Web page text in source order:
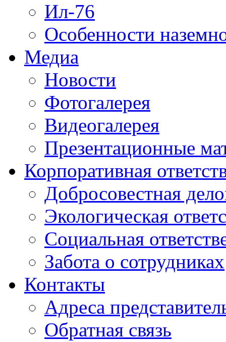
Ил-76
Особенности
Медиа
Новости
Фотогалерея
Видеогалерея
Презентационные
Корпоративная
Добросовестная
Экологическая
Социальная
Забота о сотрудниках
Контакты
Адреса
Обратная связь